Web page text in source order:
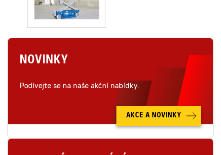
NOVINKY
Podívejte se na naše akční nabídky.
AKCE A NOVINKY